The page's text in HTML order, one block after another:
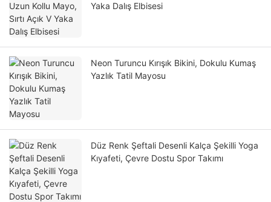
Yaka Dalış Elbisesi
Neon Turuncu Kırışık Bikini, Dokulu Kumaş
Yazlık Tatil Mayosu
Düz Renk Şeftali Desenli Kalça Şekilli Yoga
Kıyafeti, Çevre Dostu Spor Takımı